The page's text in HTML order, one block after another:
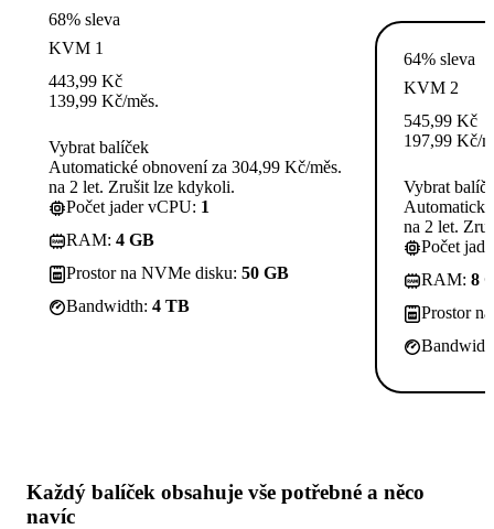
68% sleva
KVM 1
443,99 Kč
139,99 Kč/měs.
Vybrat balíček
Automatické obnovení za 304,99 Kč/měs.
na 2 let. Zrušit lze kdykoli.
Počet jader vCPU: 1
RAM: 4 GB
Prostor na NVMe disku: 50 GB
Bandwidth: 4 TB
64% sleva
KVM 2
545,99 Kč
197,99 Kč/
Vybrat
na 2 let.
Počet
RAM: 8
Prostor
Každý balíček obsahuje vše potřebné a něco
navíc